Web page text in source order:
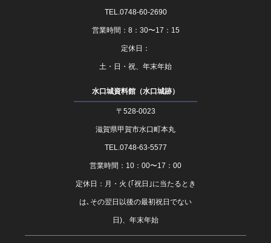
TEL.0748-60-2690
営業時間：8：30〜17：15
定休日：
土・日・祝、年末年始
水口城資料館（水口城跡）
〒528-0023
滋賀県甲賀市水口町本丸
TEL.0748-63-5577
営業時間：10：00〜17：00
定休日：月・火 (｢祝日｣に当たるとき
は､その翌日以後の最初祝日でない
日)、年末年始